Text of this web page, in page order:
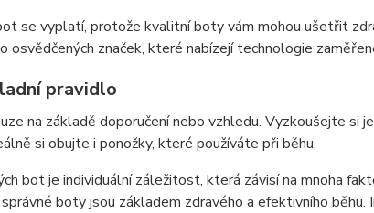
se vyplatí, protože kvalitní boty vám mohou ušetřit
značek, které nabízejí technologie
pravidlo
na základě doporučení nebo vzhledu. Vyzkoušejte si
si obujte i ponožky, které používáte při běhu.
bot je individuální záležitost, která závisí na mnoha
boty jsou základem zdravého a efektivního